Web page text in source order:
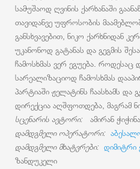
სამუშაოდ ღვინის ქარხანაში
თავიდანვე უფროსობის
განსხვავებით, ნიკო ქარხნიდან
უკანონოდ გატანას და გეგმის
ჩამოსხმას ვერ ეგუება. როდესაც
სარეალიზაციოდ ჩამოსხმას
პარტიაში ჟელატინს ჩაასხამს და
დირექცია აღშფოთდება, მაგრამ
სცენარის ავტორი: ამირან
დამდგმელი ოპერატორი:
დამდგმელი მხატვრები: დიმიტრი
ზანდუკელი